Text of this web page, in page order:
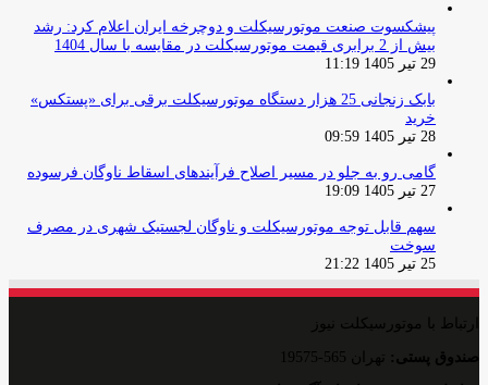
پیشکسوت صنعت موتورسیکلت و دوچرخه ایران اعلام کرد: رشد
بیش از 2 برابری قیمت موتورسیکلت در مقایسه با سال 1404
29 تیر 1405 11:19
بابک زنجانی 25 هزار دستگاه موتورسیکلت برقی برای «پستکس»
خرید
28 تیر 1405 09:59
گامی رو به جلو در مسیر اصلاح فرآیندهای اسقاط ناوگان فرسوده
27 تیر 1405 19:09
سهم قابل توجه موتورسیکلت و ناوگان لجستیک شهری در مصرف
سوخت
25 تیر 1405 21:22
ارتباط با موتورسیکلت نیوز
صندوق پستی: تهران 565-19575